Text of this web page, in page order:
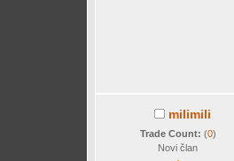
milimili
Trade Count: (0)
Novi član